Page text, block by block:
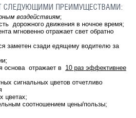
СЛЕДУЮЩИМИ ПРЕИМУЩЕСТВАМИ:
воздействиям;
дорожного движения в ночное время;
мгновенно отражает свет обратно
заметен сзади едящему водителю за
основа отражает в 10 раз эффективнее
сигнальных цветов отчетливо
цветах;
соотношением цены/пользы;